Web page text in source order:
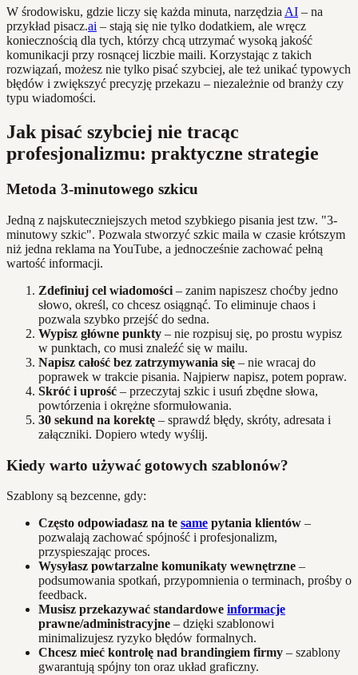
W środowisku, gdzie liczy się każda minuta, narzędziaAI – na
przykład pisacz.ai – stają się nie tylko dodatkiem, ale wręcz
koniecznością dla tych, którzy chcą utrzymać wysoką jakość
komunikacji przy rosnącej liczbie maili. Korzystając z takich
rozwiązań, możesz nie tylko pisać szybciej, ale też unikać typowych
błędów i zwiększyć precyzję przekazu – niezależnie od branży czy
typu wiadomości.
Jak pisać szybciej nie tracąc
profesjonalizmu: praktyczne strategie
Metoda 3-minutowego szkicu
Jedną z najskuteczniejszych metod szybkiego pisania jest tzw. "3-
minutowy szkic". Pozwala stworzyć szkic maila w czasie krótszym
niż jedna reklama na YouTube, a jednocześnie zachować pełną
wartość informacji.
Zdefiniuj cel wiadomości – zanim napiszesz choćby jedno
słowo, określ, co chcesz osiągnąć. To eliminuje chaos i
pozwala szybko przejść do sedna.
Wypisz główne punkty – nie rozpisuj się, po prostu wypisz
w punktach, co musi znaleźć się w mailu.
Napisz całość bez zatrzymywania się – nie wracaj do
poprawek w trakcie pisania. Najpierw napisz, potem popraw.
Skróć i uprość – przeczytaj szkic i usuń zbędne słowa,
powtórzenia i okrężne sformułowania.
30 sekund na korektę – sprawdź błędy, skróty, adresata i
załączniki. Dopiero wtedy wyślij.
Kiedy warto używać gotowych szablonów?
Szablony są bezcenne, gdy:
Często odpowiadasz na te same pytania klientów –
pozwalają zachować spójność i profesjonalizm,
przyspieszając proces.
Wysyłasz powtarzalne komunikaty wewnętrzne –
podsumowania spotkań, przypomnienia o terminach, prośby o
feedback.
Musisz przekazywać standardowe informacje
prawne/administracyjne – dzięki szablonowi
minimalizujesz ryzyko błędów formalnych.
Chcesz mieć kontrolę nad brandingiem firmy – szablony
gwarantują spójny ton oraz układ graficzny.